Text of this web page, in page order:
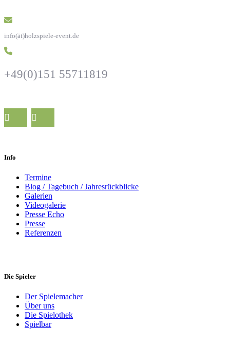
info(ät)holzspiele-event.de
+49(0)151 55711819
Info
Termine
Blog / Tagebuch / Jahresrückblicke
Galerien
Videogalerie
Presse Echo
Presse
Referenzen
Die Spieler
Der Spielemacher
Über uns
Die Spielothek
Spielbar